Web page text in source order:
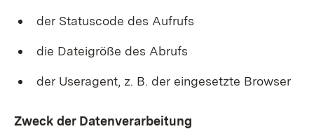
der Statuscode des Aufrufs
die Dateigröße des Abrufs
der Useragent, z. B. der eingesetzte Browser
Zweck der Datenverarbeitung